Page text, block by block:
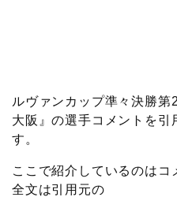
b
o
t
e
n
a
ルヴァンカップ準々決勝
大阪』の選手コメントを引
す。
ここで紹介しているのはコ
全文は引用元の